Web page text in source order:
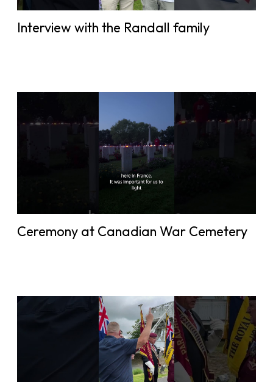
Interview with the Randall family
Ceremony at Canadian War Cemetery